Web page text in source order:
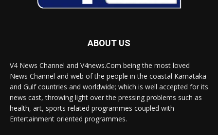
ABOUT US
V4 News Channel and V4news.Com being the most loved
News Channel and web of the people in the coastal Karnataka
and Gulf countries and worldwide; which is well accepted for its
news cast, throwing light over the pressing problems such as
health, art, sports related programmes coupled with
Entertainment oriented programmes.